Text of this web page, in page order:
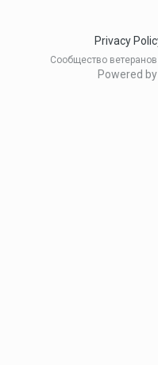
Privacy
Сообщество
Powered